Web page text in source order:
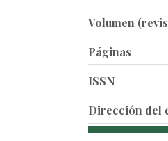
Volumen
Páginas
ISSN
Dirección del